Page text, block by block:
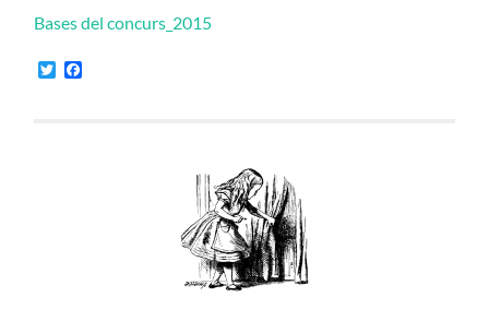
Bases del concurs_2015
Twitter